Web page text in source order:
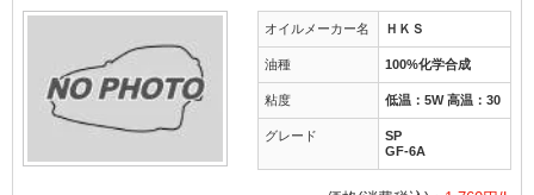
オイルメーカー名 ＨＫＳ
油種 100%化学合成
粘度 低温：5W 高温：30
グレード
SP
GF-6A